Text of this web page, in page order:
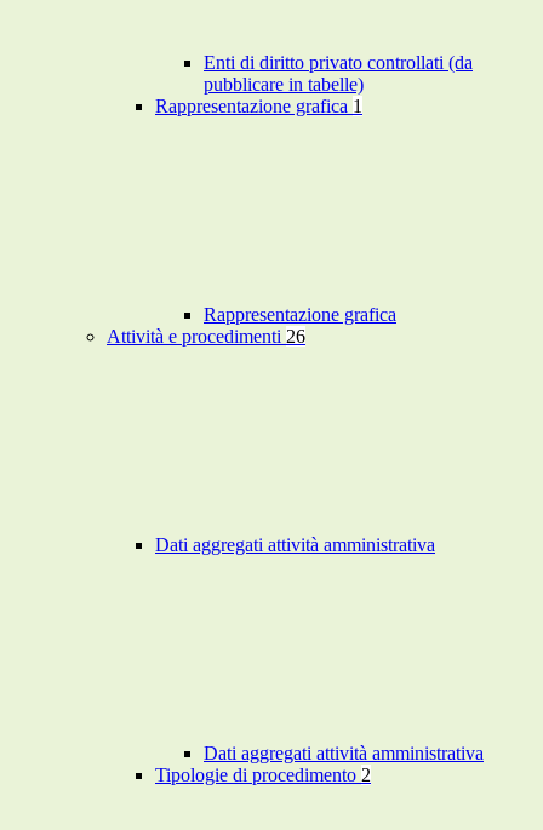
Enti di diritto privato controllati (da
pubblicare in tabelle)
Rappresentazione grafica 1
Rappresentazione grafica
Attività e procedimenti 26
Dati aggregati attività amministrativa
Dati aggregati attività amministrativa
Tipologie di procedimento 2